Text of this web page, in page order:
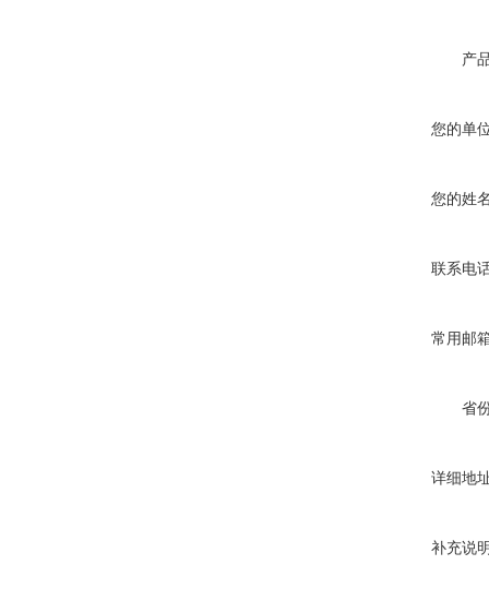
产
您的单
您的姓
联系电
常用邮
省
详细地
补充说